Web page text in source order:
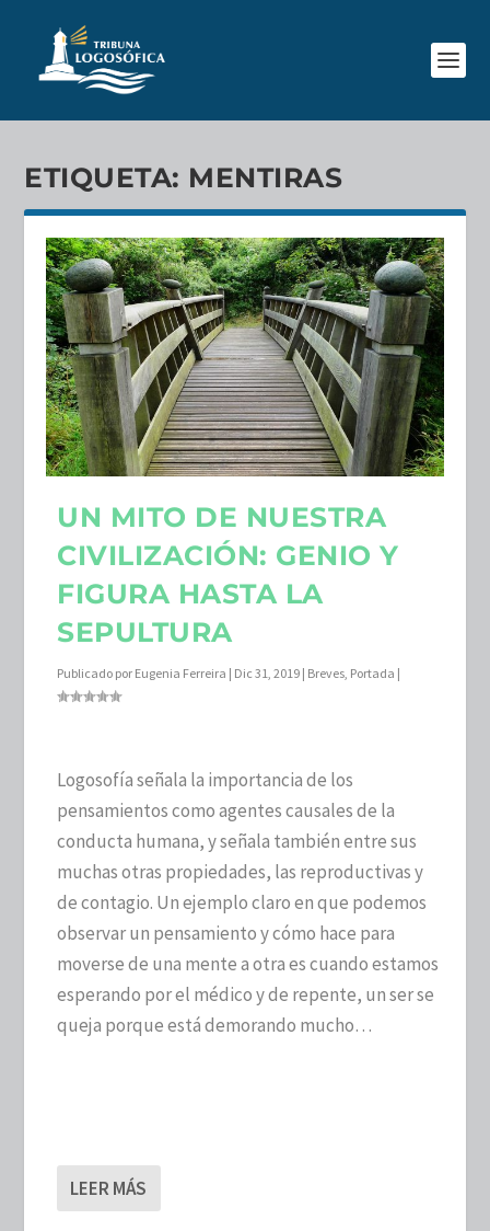
ETIQUETA: MENTIRAS
UN MITO DE NUESTRA
CIVILIZACIÓN: GENIO Y
FIGURA HASTA LA
SEPULTURA
Publicado por Eugenia Ferreira | Dic 31, 2019 | Breves Portada |
Logosofía señala la importancia de los
pensamientos como agentes causales de la
conducta humana, y señala también entre sus
muchas otras propiedades, las reproductivas y
de contagio. Un ejemplo claro en que podemos
observar un pensamiento y cómo hace para
moverse de una mente a otra es cuando estamos
esperando por el médico y de repente, un ser se
queja porque está demorando mucho…
LEER MÁS